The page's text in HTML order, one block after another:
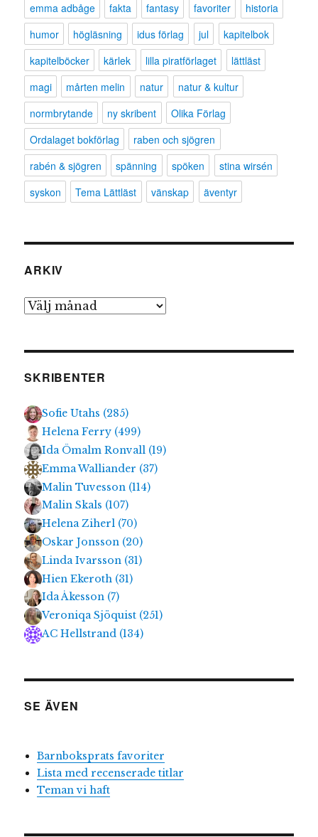
emma adbåge
fakta fantasy favoriter
historia
humor
högläsning idus förlag jul
kapitelbok
kapitelböcker
kärlek lilla piratförlaget
lättläst
magi
mårten melin natur
natur & kultur
normbrytande
ny skribent
Olika Förlag
Ordalaget bokförlag
raben och sjögren
rabén & sjögren
spänning spöken
stina wirsén
syskon
Tema Lättläst vänskap äventyr
ARKIV
Arkiv
SKRIBENTER
Sofie Utahs (285)
Helena Ferry (499)
Ida Ömalm Ronvall (19)
Emma Walliander (37)
Malin Tuvesson (114)
Malin Skals (107)
Helena Ziherl (70)
Oskar Jonsson (20)
Linda Ivarsson (31)
Hien Ekeroth (31)
Ida Åkesson (7)
Veroniqa Sjöquist (251)
AC Hellstrand (134)
SE ÄVEN
Barnboksprats favoriter
Lista med recenserade titlar
Teman vi haft